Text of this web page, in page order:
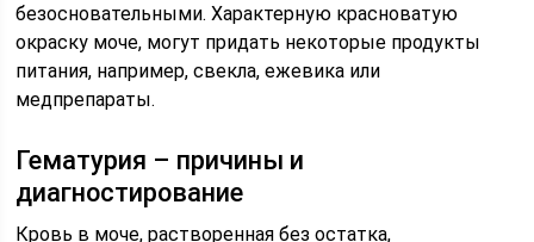
безосновательными. Характерную красноватую
окраску моче, могут придать некоторые продукты
питания, например, свекла, ежевика или
медпрепараты.
Гематурия – причины и
диагностирование
Кровь в моче, растворенная без остатка,